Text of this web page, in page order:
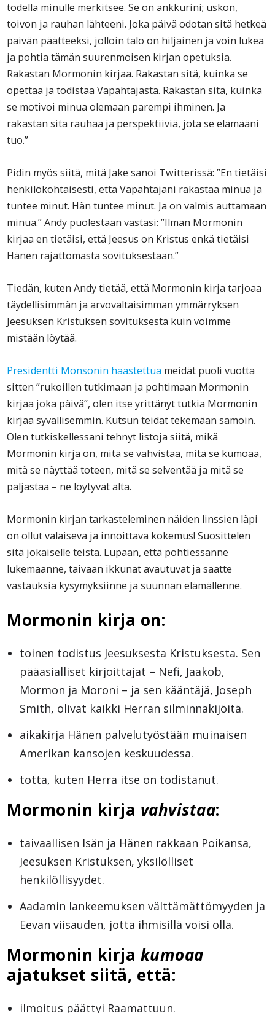
todella minulle merkitsee. Se on ankkurini; uskon,
toivon ja rauhan lähteeni. Joka päivä odotan sitä hetkeä
päivän päätteeksi, jolloin talo on hiljainen ja voin lukea
ja pohtia tämän suurenmoisen kirjan opetuksia.
Rakastan Mormonin kirjaa. Rakastan sitä, kuinka se
opettaa ja todistaa Vapahtajasta. Rakastan sitä, kuinka
se motivoi minua olemaan parempi ihminen. Ja
rakastan sitä rauhaa ja perspektiiviä, jota se elämääni
tuo.”
Pidin myös siitä, mitä Jake sanoi Twitterissä: ”En tietäisi
henkilökohtaisesti, että Vapahtajani rakastaa minua ja
tuntee minut. Hän tuntee minut. Ja on valmis auttamaan
minua.” Andy puolestaan vastasi: ”Ilman Mormonin
kirjaa en tietäisi, että Jeesus on Kristus enkä tietäisi
Hänen rajattomasta sovituksestaan.”
Tiedän, kuten Andy tietää, että Mormonin kirja tarjoaa
täydellisimmän ja arvovaltaisimman ymmärryksen
Jeesuksen Kristuksen sovituksesta kuin voimme
mistään löytää.
Presidentti Monsonin haastettua meidät puoli vuotta
sitten ”rukoillen tutkimaan ja pohtimaan Mormonin
kirjaa joka päivä”, olen itse yrittänyt tutkia Mormonin
kirjaa syvällisemmin. Kutsun teidät tekemään samoin.
Olen tutkiskellessani tehnyt listoja siitä, mikä
Mormonin kirja on, mitä se vahvistaa, mitä se kumoaa,
mitä se näyttää toteen, mitä se selventää ja mitä se
paljastaa – ne löytyvät alta.
Mormonin kirjan tarkasteleminen näiden linssien läpi
on ollut valaiseva ja innoittava kokemus! Suosittelen
sitä jokaiselle teistä. Lupaan, että pohtiessanne
lukemaanne, taivaan ikkunat avautuvat ja saatte
vastauksia kysymyksiinne ja suunnan elämällenne.
Mormonin kirja on:
toinen todistus Jeesuksesta Kristuksesta. Sen
pääasialliset kirjoittajat – Nefi, Jaakob,
Mormon ja Moroni – ja sen kääntäjä, Joseph
Smith, olivat kaikki Herran silminnäkijöitä.
aikakirja Hänen palvelutyöstään muinaisen
Amerikan kansojen keskuudessa.
totta, kuten Herra itse on todistanut.
Mormonin kirja vahvistaa:
taivaallisen Isän ja Hänen rakkaan Poikansa,
Jeesuksen Kristuksen, yksilölliset
henkilöllisyydet.
Aadamin lankeemuksen välttämättömyyden ja
Eevan viisauden, jotta ihmisillä voisi olla.
Mormonin kirja kumoaa
ajatukset siitä, että:
ilmoitus päättyi Raamattuun.